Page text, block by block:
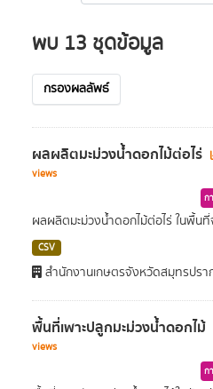
พบ 13 ชุดข้อมูล
กรองผลลัพธ์
ผลผลิตมะม่วงน้ำดอกไม้ต่อไร่
views
ก
ผลผลิตมะม่วงน้ำดอกไม้ต่อไร่ ในพื้น
CSV
สำนักงานเกษตรจังหวัดสมุทรปรา
พื้นที่เพาะปลูกมะม่วงน้ำดอกไม้
views
ก